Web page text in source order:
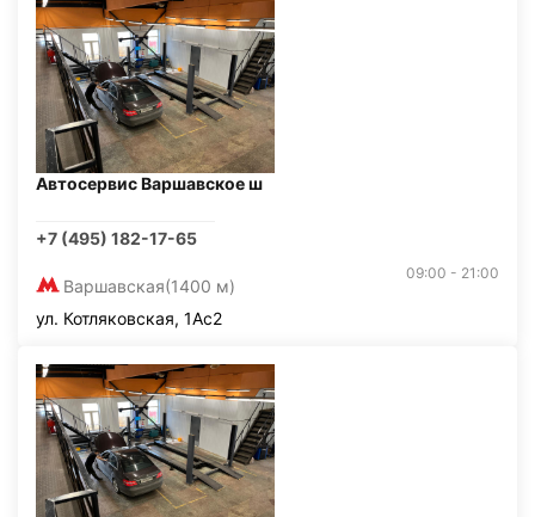
Автосервис Варшавское ш
+7 (495) 182-17-65
Варшавская(1400 м)
09:00 - 21:00
ул. Котляковская, 1Ас2